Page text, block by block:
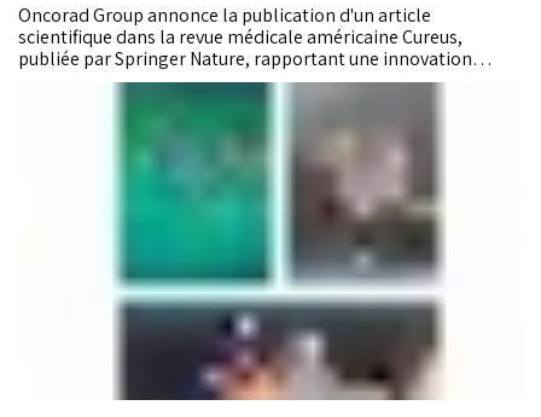
Oncorad Group annonce la publication d'un article
scientifique dans la revue médicale américaine Cureus,
publiée par Springer Nature, rapportant une innovation
thérapeutique dans le traitement conservateur du cancer du